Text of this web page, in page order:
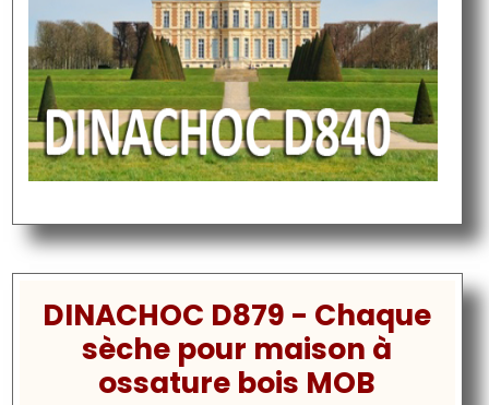
DINACHOC D879 - Chaque
sèche pour maison à
ossature bois MOB